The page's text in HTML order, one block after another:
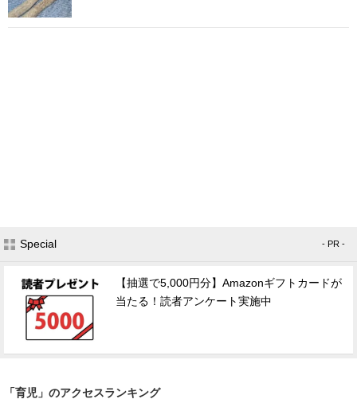
Special - PR -
【抽選で5,000円分】Amazonギフトカードが
当たる！読者アンケート実施中
「育児」のアクセスランキング